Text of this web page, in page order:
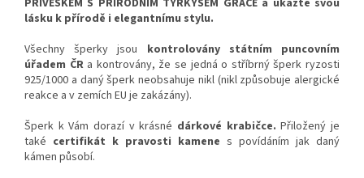
PŘÍVĚSKEM S PŘÍRODNÍM TYRKYSEM GRACE a ukažte svou
lásku k přírodě i elegantnímu stylu.
Všechny šperky jsou kontrolovány státním puncovním
úřadem ČRa kontrovány, že se jedná o stříbrný šperk ryzosti
925/1000 a daný šperk neobsahuje nikl (nikl způsobuje alergické
reakce a v zemích EU je zakázány).
Šperk k Vám dorazí v krásné dárkové krabičce. Přiložený je
také certifikát k pravosti kamene s povídáním jak daný
kámen působí.